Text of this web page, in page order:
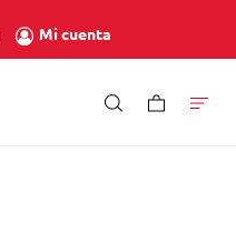
Mi cuenta